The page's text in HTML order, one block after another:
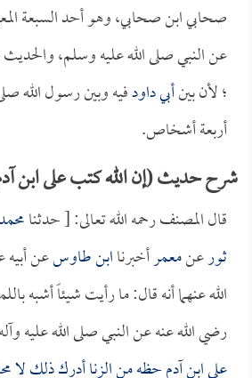
صحابي ابن صحابي، وهو أحد السبعة
عن النبي صلى الله عليه وسلم،
؛ لأن بينأبي داودفيه وبين رسول الله
أربعة أشخاص.
شرح حديث (إن الله كتب على ابن
قال المصنف رحمه الله تعالى: [ حدثنا
ثورعنمعمرأخبرناابن طاوسعن
الله عنهما أنه قال: ما رأيت شيئاً أشبه
رضي الله عنه عن النبي صلى الله عليه
على ابن آدم حظه من الزنا أدرك ذلك لا